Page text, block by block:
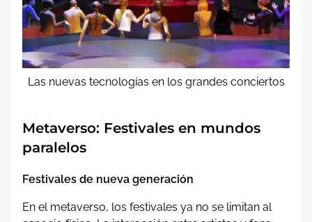
Las nuevas tecnologías en los grandes conciertos
Metaverso: Festivales en mundos
paralelos
Festivales de nueva generación
En el metaverso, los festivales ya no se limitan al